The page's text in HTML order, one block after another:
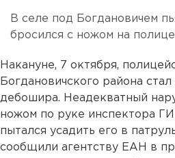
В селе под Богдановичем
бросился с ножом на
Накануне, 7 октября,
Богдановичского района
дебошира. Неадекватный
ножом по руке инспектора
пытался усадить его в
сообщили агентству ЕАН в